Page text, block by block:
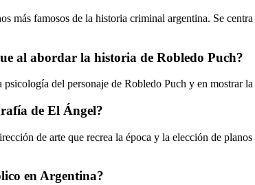
famosos de la historia criminal argentina. Se
al abordar la historia de Robledo Puch?
del personaje de Robledo Puch y en mostrar
de El Ángel?
de arte que recrea la época y la elección de
en Argentina?